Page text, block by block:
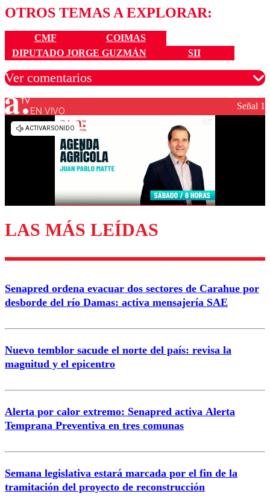
OTROS TEMAS A EXPLORAR:
CMF
COIMAS
DIPUTADO JORGE GUZMÁN
SII
Ver comentarios
Los comentarios son moderados para garantizar un
diálogo respetuoso.
Enviar comentario
EN VIVO Señal 1
LAS MÁS LEÍDAS
Senapred ordena evacuar dos sectores de Carahue por
desborde del río Damas: activa mensajería SAE
Nuevo temblor sacude el norte del país: revisa la
magnitud y el epicentro
Alerta por calor extremo: Senapred activa Alerta
Temprana Preventiva en tres comunas
Semana legislativa estará marcada por el fin de la
tramitación del proyecto de reconstrucción